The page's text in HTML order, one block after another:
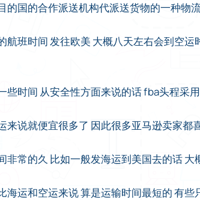
的国的合作派送机构代派送货物的一种物
航班时间 发往欧美 大概八天左右会到空
些时间 从安全性方面来说的话 fba头程采
来说就便宜很多了 因此很多亚马逊卖家
非常的久 比如一般发海运到美国去的话
海运和空运来说 算是运输时间最短的 有